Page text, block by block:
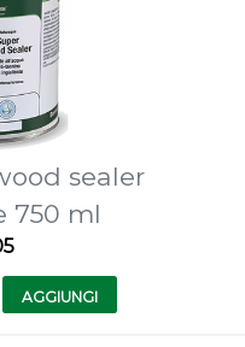
sealer
750 ml
AGGIUNGI